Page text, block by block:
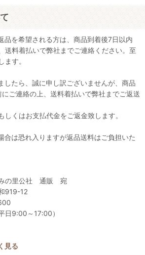
を希望される方は、商品到着後7日以内
送料着払いで弊社までご連絡ください。至
す。
たら、誠に申し訳ございませんが、商品
ご連絡の上、送料着払いで弊社までご返送
しくはお支払代金をご返金致します。
は恐れ入りますが返品送料はご負担いた
の里公社 通販 宛
919-12
日9:00～17:00）
見る